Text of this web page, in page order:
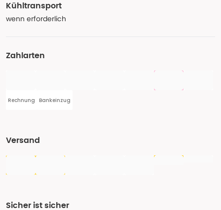
Kühltransport
wenn erforderlich
Zahlarten
Rechnung Bankeinzug
Versand
Sicher ist sicher